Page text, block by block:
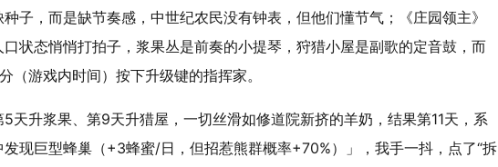
子，而是缺节奏感 ，中世纪农民没有钟表，但他们懂节气；《庄园领主》
状态悄悄打拍子，浆果丛是前奏的小提琴，狩猎小屋是副歌的定音鼓，而
游戏内时间）按下升级键的指挥家。
天升浆果、第9天升猎屋，一切丝滑如修道院新挤的羊奶，结果第11天，系
现巨型蜂巢（+3蜂蜜/日，但招惹熊群概率+70%）」，我手一抖，点了“拆